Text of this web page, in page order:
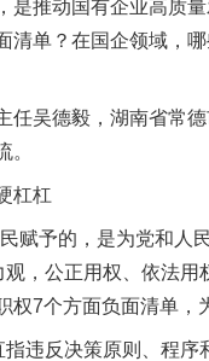
推动国有企业高质量
单？在国企领域，
吴德毅，湖南省常德
。
杠杠
予的，是为党和人
，公正用权、依法
7个方面负面清单，
反决策原则、程序